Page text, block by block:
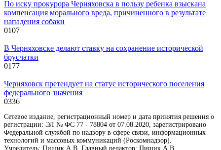
По иску прокурора Черняховска в пользу ребенка взыскана
компенсация морального вреда, причиненного в результате
нападения собаки
0107
В Черняховске делают ставку на сохранение исторической
брусчатки
0177
Черняховск претендует на статус исторического поселения
федерального значения
0336
Сетевое издание, регистрационный номер и дата принятия решения о
регистрации: ЭЛ № ФС 77 - 78804 от 07.08.2020, зарегистрировано
Федеральной службой по надзору в сфере связи, информационных
технологий и массовых коммуникаций (Роскомнадзор).
Учредитель: Пищик А.В. Главный редактор: Пищик А.В.